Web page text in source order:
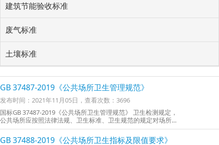
建筑节能验收标准
废气标准
土壤标准
GB 37487-2019《公共场所卫生管理规范》
发布时间：2021年11月05日，查看次数：3696
国标GB 37487-2019《公共场所卫生管理规范》 卫生检测规定，
公共场所应按照法律法规、卫生标准、卫生规范的规定对场所的
空气质量、微小气候、水质、采光、照明、噪声、公共用品用具
和集中空调通风系统等进行卫生检测，每年不少于一次，并在醒
GB 37488-2019《公共场所卫生指标及限值要求》